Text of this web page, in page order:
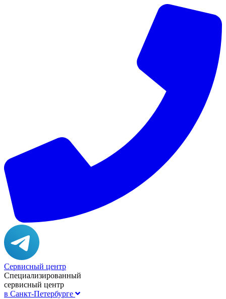
Сервисный центр
Специализированный
сервисный центр
в Санкт-Петербурге